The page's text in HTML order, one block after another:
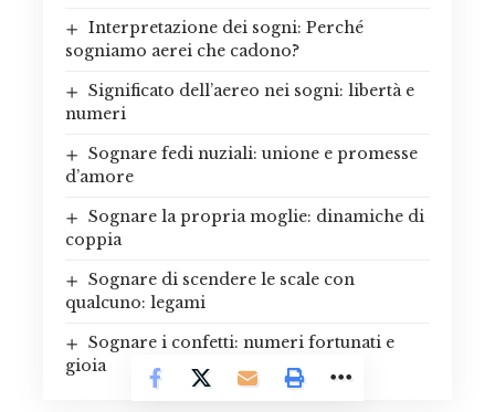
Interpretazione dei sogni: Perché
sogniamo aerei che cadono?
Significato dell’aereo nei sogni: libertà e
numeri
Sognare fedi nuziali: unione e promesse
d’amore
Sognare la propria moglie: dinamiche di
coppia
Sognare di scendere le scale con
qualcuno: legami
Sognare i confetti: numeri fortunati e
gioia